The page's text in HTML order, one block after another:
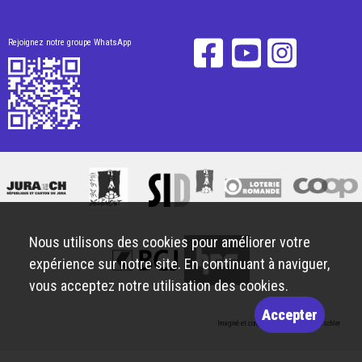
Rejoignez notre groupe WhatsApp
Imaginé et conçu par Giorgianni & Moeschler
Nous utilisons des cookies pour améliorer votre
expérience sur notre site. En continuant à naviguer,
vous acceptez notre utilisation des cookies.
Accepter